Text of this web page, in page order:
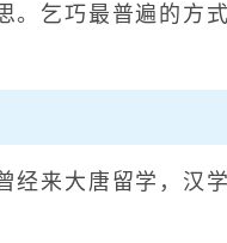
乞巧最普遍的方
来大唐留学，汉